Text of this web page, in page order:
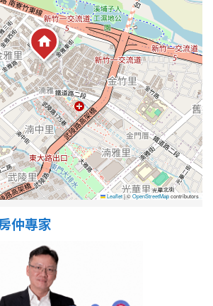
Leaflet|©OpenStreetMapcontributors
仲專家